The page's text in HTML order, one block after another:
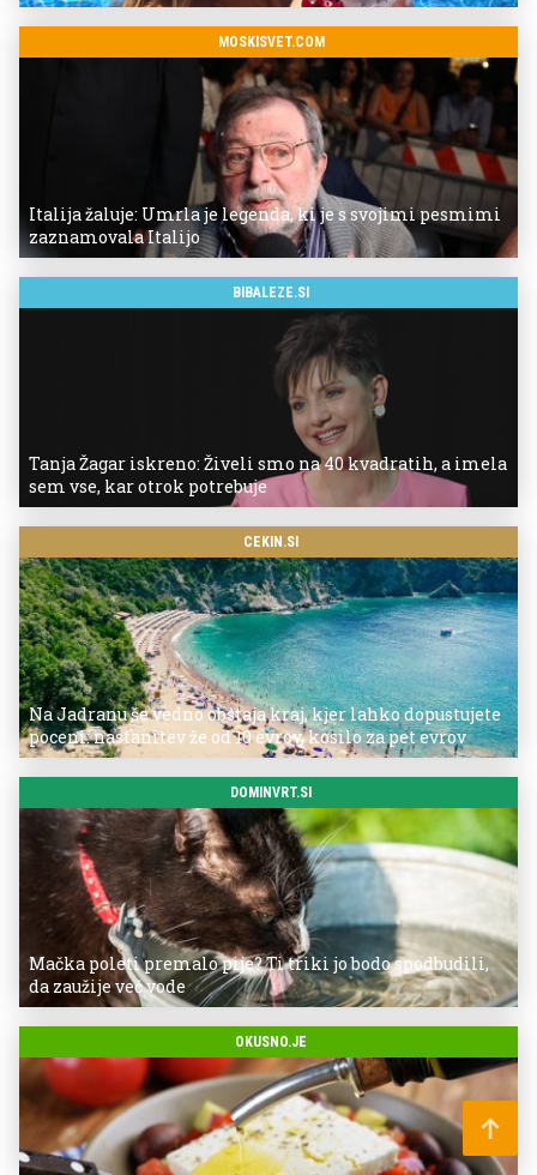
MOSKISVET.COM
Italija žaluje: Umrla je legenda, ki je s svojimi pesmimi
zaznamovala Italijo
BIBALEZE.SI
Tanja Žagar iskreno: Živeli smo na 40 kvadratih, a imela
sem vse, kar otrok potrebuje
CEKIN.SI
Na Jadranu še vedno obstaja kraj, kjer lahko dopustujete
poceni: nastanitev že od 10 evrov, kosilo za pet evrov
DOMINVRT.SI
Mačka poleti premalo pije? Ti triki jo bodo spodbudili,
da zaužije več vode
OKUSNO.JE